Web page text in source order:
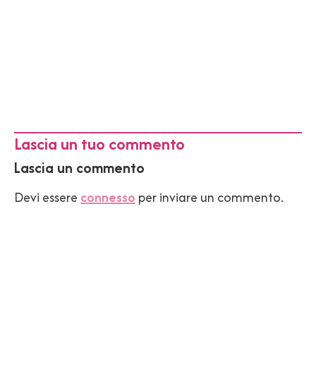
Lascia un tuo commento
Lascia un commento
Devi essere connesso per inviare un commento.